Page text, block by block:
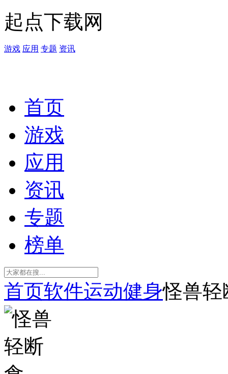
起点下载网
游戏 应用 专题 资讯
首页
游戏
应用
资讯
专题
榜单
首页软件运动健身怪兽轻